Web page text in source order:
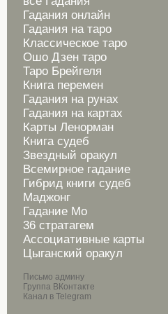
Гадания онлайн
Гадания на таро
Классическое таро
Ошо Дзен таро
Таро Брейгеля
Книга перемен
Гадания на рунах
Гадания на картах
Карты Ленорман
Книга судеб
Звездный оракул
Всемирное гадание
Гибрид книги судеб
Маджонг
Гадание Мо
36 стратагем
Ассоциативные карты
Цыганский оракул
Письмо админу
Группа ВКонтакте
Канал в Telegram